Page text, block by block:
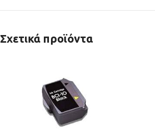
Σχετικά προϊόντα